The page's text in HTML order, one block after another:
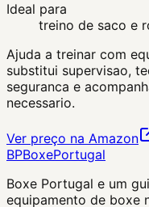
Ideal para
treino de saco e
Ajuda a treinar com
substitui supervisao,
seguranca e
necessario.
Ver preço na Amazon
BPBoxePortugal
Boxe Portugal e um
equipamento de boxe